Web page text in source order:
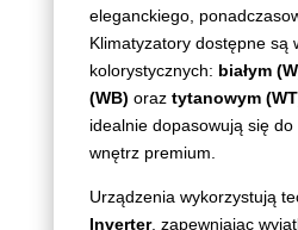
eleganckiego,
Klimatyzatory dostępne są
kolorystycznych: białym
(WB) oraz tytanowym
idealnie dopasowują się
wnętrz premium.
Urządzenia wykorzystują
Inverter, zapewniając